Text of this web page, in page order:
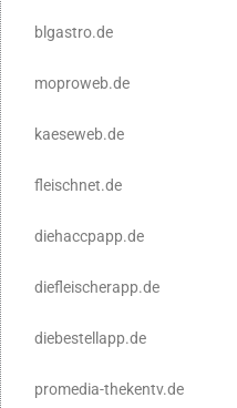
blgastro.de
moproweb.de
kaeseweb.de
fleischnet.de
diehaccpapp.de
diefleischerapp.de
diebestellapp.de
promedia-thekentv.de